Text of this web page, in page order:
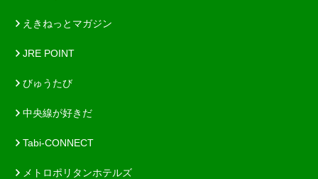
えきねっとマガジン
JRE POINT
びゅうたび
中央線が好きだ
Tabi-CONNECT
メトロポリタンホテルズ